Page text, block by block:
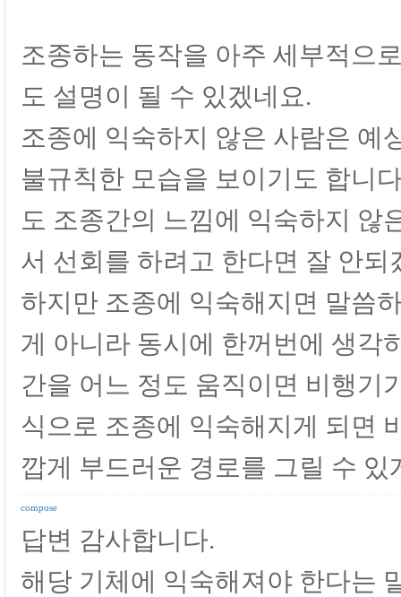
조종하는 동작을 아주 세부적으
도 설명이 될 수 있겠네요.
조종에 익숙하지 않은 사람은 예
불규칙한 모습을 보이기도 합니
도 조종간의 느낌에 익숙하지 않
서 선회를 하려고 한다면 잘 안되
하지만 조종에 익숙해지면 말씀
게 아니라 동시에 한꺼번에 생각
간을 어느 정도 움직이면 비행기
식으로 조종에 익숙해지게 되면
깝게 부드러운 경로를 그릴 수 있
compose
답변 감사합니다.
해당 기체에 익숙해져야 한다는